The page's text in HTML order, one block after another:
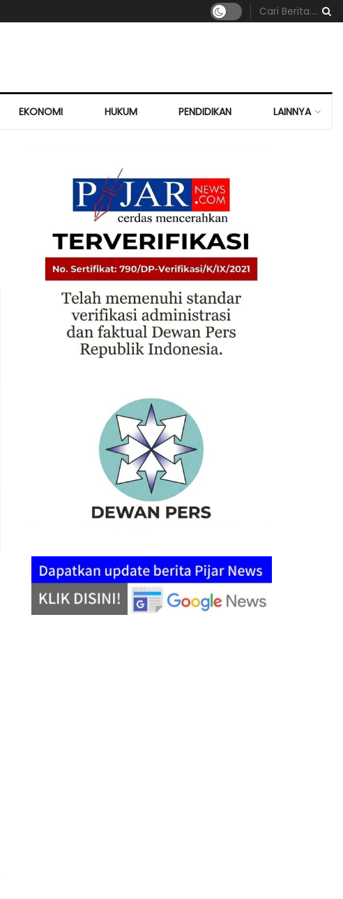
EKONOMI HUKUM PENDIDIKAN LAINNYA